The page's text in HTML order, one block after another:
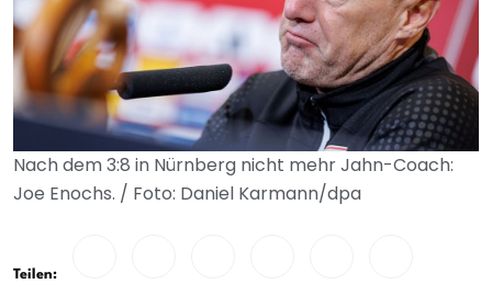
Nach dem 3:8 in Nürnberg nicht mehr Jahn-Coach:
Joe Enochs. / Foto: Daniel Karmann/dpa
Teilen: